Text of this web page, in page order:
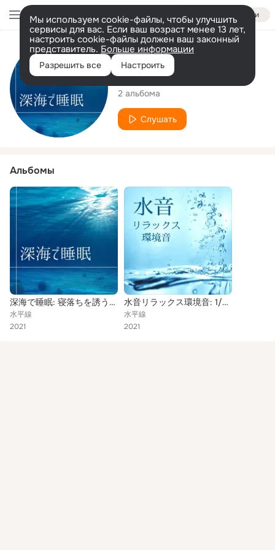
Войти
Мы используем cookie-файлы, чтобы улучшить
сервисы для вас. Если ваш возраст менее 13 лет,
настроить cookie-файлы должен ваш законный
представитель. Больше информации
Разрешить все Настроить
Исполнитель
水平線
2 альбома
Слушать
Альбомы
深海で睡眠: 寝落ちを誘う水中音, 睡眠をサポートするリラックス環境音
水平線
2021
水音リラックス環境音: 1/ｆのゆらぎ, 水面が揺れる音, 川のせせらぎ, 波の音, 海の自然音
水平線
2021